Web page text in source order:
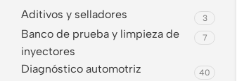
Aditivos y selladores 3
Banco de prueba y limpieza de
inyectores
7
Diagnóstico automotriz 40